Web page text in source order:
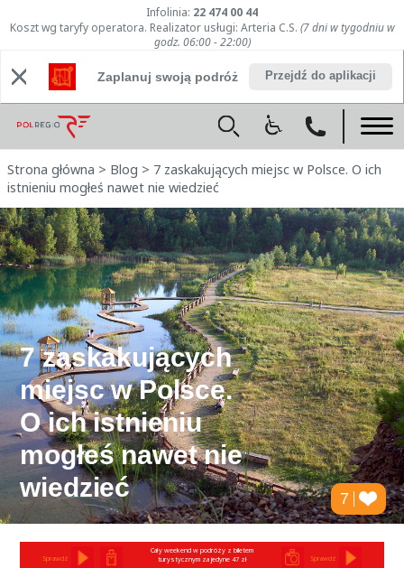
Infolinia: 22 474 00 44
Koszt wg taryfy operatora. Realizator usługi: Arteria C.S. (7 dni w tygodniu w
godz. 06:00 - 22:00)
Zaplanuj swoją podróż Przejdź do aplikacji
Strona główna > Blog > 7 zaskakujących miejsc w Polsce. O ich
istnieniu mogłeś nawet nie wiedzieć
7 zaskakujących
miejsc w Polsce.
O ich istnieniu
mogłeś nawet nie
wiedzieć
7
Sprawdź
Cały weekend w podróży z biletem
turystycznym za jedyne 47 zł
Sprawdź